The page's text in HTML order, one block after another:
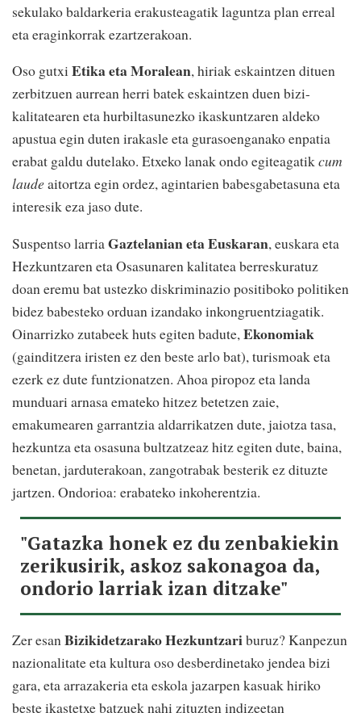
sekulako baldarkeria erakusteagatik laguntza plan erreal
eta eraginkorrak ezartzerakoan.
Oso gutxiEtika eta Moralean, hiriak eskaintzen dituen
zerbitzuen aurrean herri batek eskaintzen duen bizi-
kalitatearen eta hurbiltasunezko ikaskuntzaren aldeko
apustua egin duten irakasle eta gurasoenganako enpatia
erabat galdu dutelako. Etxeko lanak ondo egiteagatikcum
laudeaitortza egin ordez, agintarien babesgabetasuna eta
interesik eza jaso dute.
Suspentso larriaGaztelanian eta Euskaran, euskara eta
Hezkuntzaren eta Osasunaren kalitatea berreskuratuz
doan eremu bat ustezko diskriminazio positiboko politiken
bidez babesteko orduan izandako inkongruentziagatik.
Oinarrizko zutabeek huts egiten badute, Ekonomiak
(gainditzera iristen ez den beste arlo bat), turismoak eta
ezerk ez dute funtzionatzen. Ahoa piropoz eta landa
munduari arnasa emateko hitzez betetzen zaie,
emakumearen garrantzia aldarrikatzen dute, jaiotza tasa,
hezkuntza eta osasuna bultzatzeaz hitz egiten dute, baina,
benetan, jarduterakoan, zangotrabak besterik ez dituzte
jartzen. Ondorioa: erabateko inkoherentzia.
"Gatazka honek ez du zenbakiekin
zerikusirik, askoz sakonagoa da,
ondorio larriak izan ditzake"
Zer esanBizikidetzarako Hezkuntzariburuz? Kanpezun
nazionalitate eta kultura oso desberdinetako jendea bizi
gara, eta arrazakeria eta eskola jazarpen kasuak hiriko
beste ikastetxe batzuek nahi zituzten indizeetan